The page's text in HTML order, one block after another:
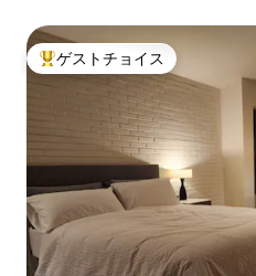
大好評のゲストチョイスです。
ゲストチョイス